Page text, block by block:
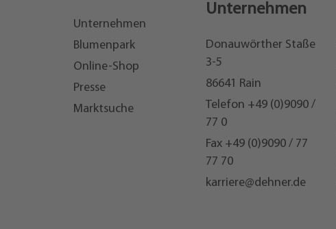
Unternehmen
Blumenpark
Online-Shop
Presse
Marktsuche
Unternehmen
Donauwörther Staße
3-5
86641 Rain
Telefon +49 (0)9090 /
77 0
Fax +49 (0)9090 / 77
77 70
karriere@dehner.de